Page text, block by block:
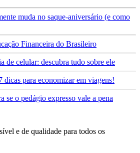
muda no saque-aniversário (e como
Financeira do Brasileiro
de celular: descubra tudo sobre ele
dicas para economizar em viagens!
se o pedágio expresso vale a pena
e de qualidade para todos os